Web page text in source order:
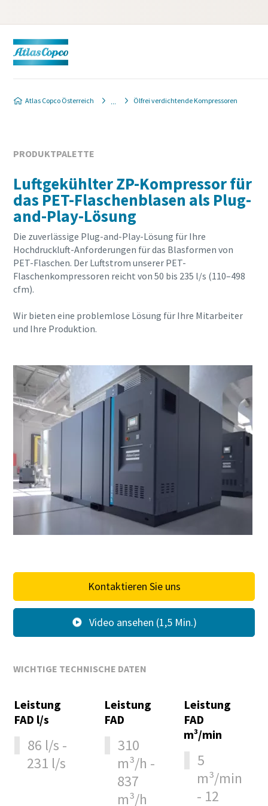
Atlas Copco Österreich Ölfrei verdichtende Kompressoren
PRODUKTPALETTE
Luftgekühlter ZP-Kompressor für
das PET-Flaschenblasen als Plug-
and-Play-Lösung
Die zuverlässige Plug-and-Play-Lösung für Ihre
Hochdruckluft-Anforderungen für das Blasformen von
PET-Flaschen. Der Luftstrom unserer PET-
Flaschenkompressoren reicht von 50 bis 235 l/s (110–498
cfm).
Wir bieten eine problemlose Lösung für Ihre Mitarbeiter
und Ihre Produktion.
Kontaktieren Sie uns
Video ansehen (1,5 Min.)
WICHTIGE TECHNISCHE DATEN
Leistung
FAD l/s
86 l/s -
231 l/s
Leistung
FAD
310
m³/h -
837
m³/h
Leistung
FAD
m³/min
5
m³/min
- 12
die gewünschten Angebotsinformationen kurzfristig
E-Mail-Adresse klicken:
Alle mit (*) gekennzeichnete Felder sind Pflichtfelder.
Persönliche Angaben
Vorname
Nachname
E-Mail
Telefon
Weitere Informationen
Firma
Straße
Stadt
Postleitzahl
Anforderungstyp
Beliebige Frage oder Anforderung